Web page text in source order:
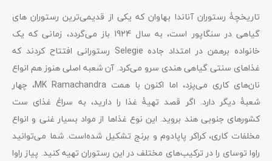
تاریخچۀ رستوران آناندا بهاوان که یکی از قدیمی‌ترین رستوران‌ های
گیاهی در سنگاپور است، به سال 1924 باز می‌گردد، زمانی که یک
خانواده برهمن در امتداد جاده Selegie رستورانی افتتاح کردند که
غذاهای سنتی گیاهی هندی سرو می‌کرد. آن شعبه اصلی هنوز هم انواع
نان‌های کاری می‌پزد، اما اکنون با همت MK Ramachandra، چهار
شعبۀ دیگر دارد. اگر قصد تهیۀ غذا را دارید، به سراغ غذای ست
کشورهای جنوبی هند بروید. این نوع غذاها از مواد بسیار غنی و انواع
مخلفات کاری، کراکر پاپادوم و برنج تشکیل شده‌است. شما می‌توانید
راوا توسای را در ترکیب‌های مختلف در این رستوران تهیه کنید. پیاز راوا